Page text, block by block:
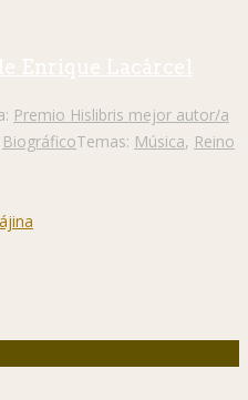
Enrique Lacárcel
Premio Hislibris mejor autor/a
BiográficoTemas: Música, Reino